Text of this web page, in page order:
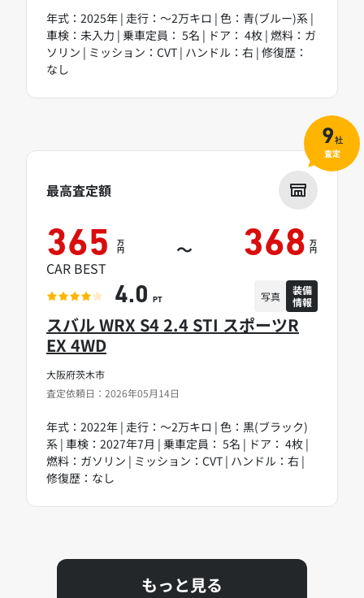
年式：2025年 | 走行：～2万キロ | 色：青(ブルー)系 |
車検：未入力 | 乗車定員： 5名 | ドア： 4枚 | 燃料：ガ
ソリン | ミッション：CVT | ハンドル：右 | 修復歴：
なし
大阪府茨木市
査定依頼日：2026年05月14日
スバル WRX S4 2.4 STI スポーツR
EX 4WD
年式：2022年 | 走行：～2万キロ | 色：黒(ブラック)
系 | 車検：2027年7月 | 乗車定員： 5名 | ドア： 4枚 |
燃料：ガソリン | ミッション：CVT | ハンドル：右 |
修復歴：なし
最高査定額
365 万
円 ～ 368 万
円
CAR BEST
4.0 PT 写真
装備
情報
9社
査定
もっと見る